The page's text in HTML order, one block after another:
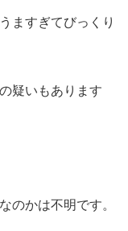
ますぎてびっくり
の疑いもあります
のかは不明です。